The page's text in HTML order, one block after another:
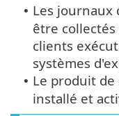
• Les journaux
être
clients
systèmes
• Le produit de
installé et